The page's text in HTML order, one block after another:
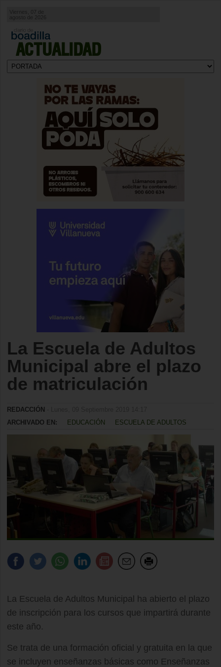
ACTUALIDAD
agosto de 2026
La Escuela de Adultos
Municipal abre el plazo
de matriculación
REDACCIÓN
ARCHIVADO EN:
EDUCACIÓN ESCUELA DE ADULTOS
La Escuela de Adultos Municipal ha abierto el plazo
de inscripción para los cursos que impartirá durante
este año.
Se trata de una formación oficial y gratuita en la que
se incluyen enseñanzas básicas como Enseñanzas